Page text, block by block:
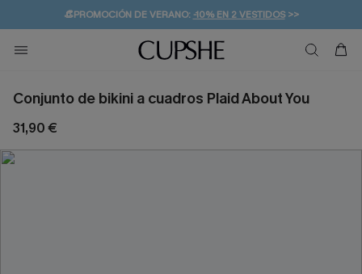
👒PROMOCIÓN DE VERANO:-10% EN 2 VESTIDOS>>
💌¡SUSCRIBIRSE & GANAR -10% EXTRA!
🚚ENVÍO GRATUITO A PARTIR DE 49 € >>
Conjunto de bikini a cuadros Plaid About You
31,90 €